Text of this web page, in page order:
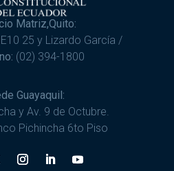
Matriz,Quito:
25 y Lizardo García /
(02) 394-1800
Guayaquil:
y Av. 9 de Octubre.
Pichincha 6to Piso